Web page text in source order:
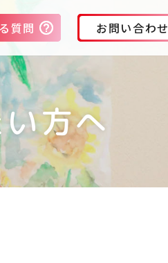
質問 お問い合わせ
方へ